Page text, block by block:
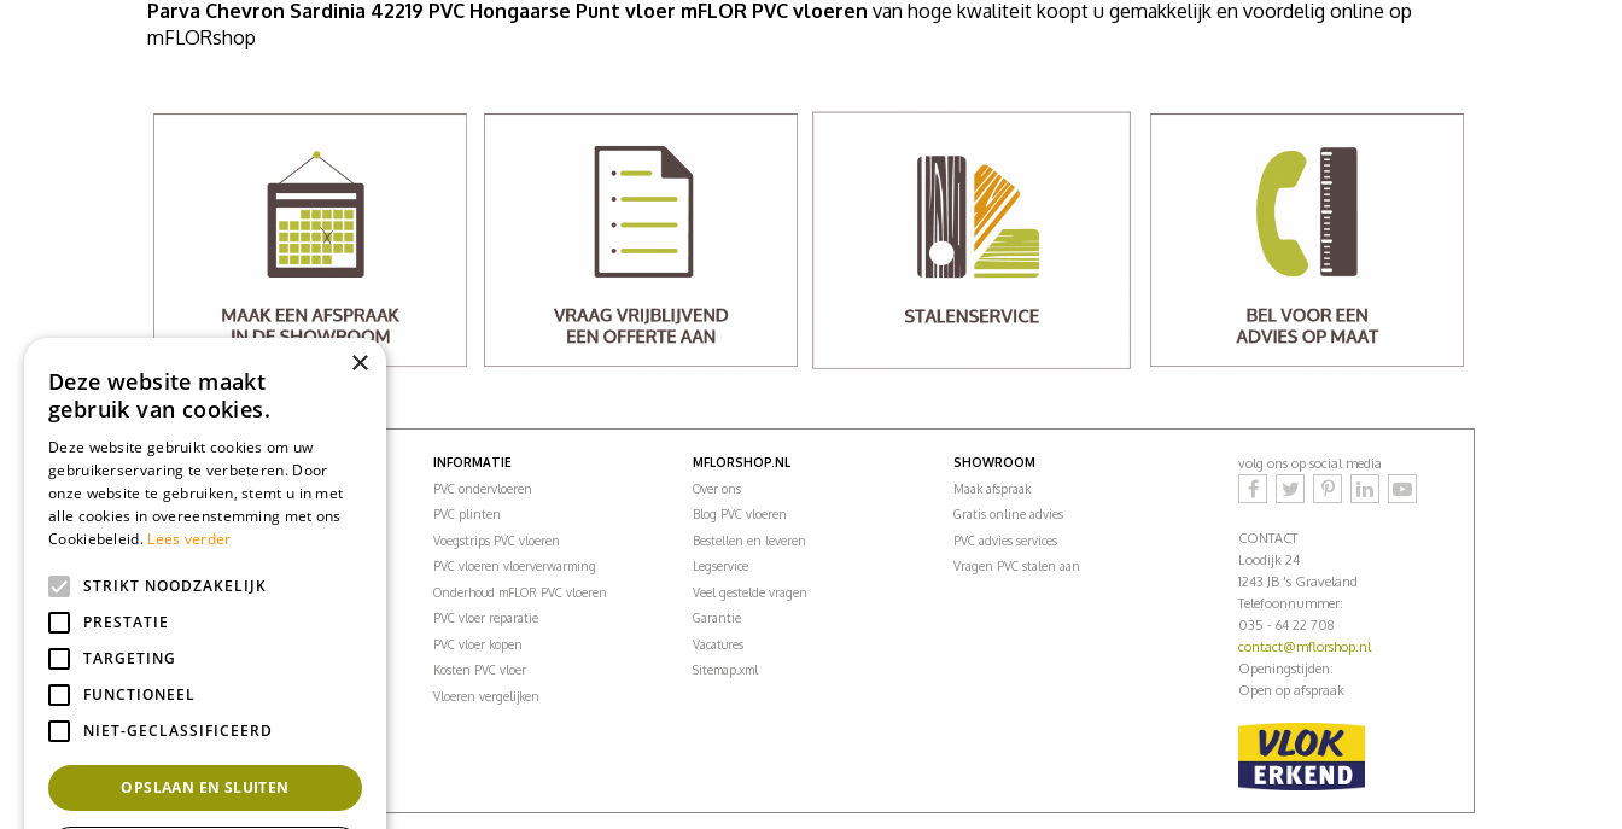
Parva Chevron Sardinia 42219 PVC Hongaarse Punt vloer mFLOR PVC vloeren van hoge kwaliteit koopt u gemakkelijk en voordelig online op
mFLORshop
PVC VLOEREN
PVC vloeren
PVC visgraatvloer
PVC klikvloeren
PVC vloer woonkamer
PVC vloer kantoor
INFORMATIE
PVC ondervloeren
PVC plinten
Voegstrips PVC vloeren
PVC vloeren vloerverwarming
Onderhoud mFLOR PVC vloeren
PVC vloer reparatie
PVC vloer kopen
Kosten PVC vloer
Vloeren vergelijken
MFLORSHOP.NL
Over ons
Blog PVC vloeren
Bestellen en leveren
Legservice
Veel gestelde vragen
Garantie
Vacatures
Sitemap.xml
SHOWROOM
Maak afspraak
Gratis online advies
PVC advies services
Vragen PVC stalen aan
volg ons op social media
CONTACT
Loodijk 24
1243 JB 's Graveland
Telefoonnummer:
035 - 64 22 708
contact@mflorshop.nl
Openingstijden:
Open op afspraak
×
Deze website maakt
gebruik van cookies.
Deze website gebruikt cookies om uw
gebruikerservaring te verbeteren. Door
onze website te gebruiken, stemt u in met
alle cookies in overeenstemming met ons
Cookiebeleid. Lees verder
STRIKT NOODZAKELIJK
PRESTATIE
TARGETING
FUNCTIONEEL
NIET-GECLASSIFICEERD
OPSLAAN EN SLUITEN